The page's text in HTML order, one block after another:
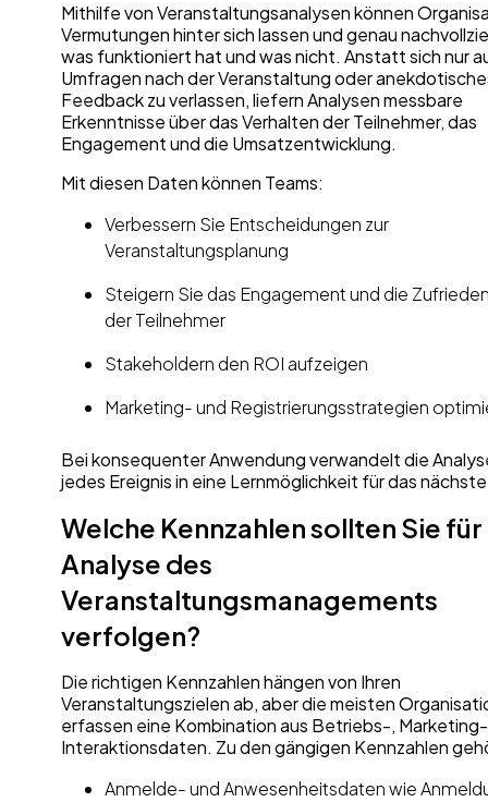
Mithilfe von Veranstaltungsanalysen können
Vermutungen hinter sich lassen und genau
was funktioniert hat und was nicht. Anstatt sich nur
Umfragen nach der Veranstaltung oder
Feedback zu verlassen, liefern Analysen messbare
Erkenntnisse über das Verhalten der Teilnehmer, das
Engagement und die Umsatzentwicklung.
Mit diesen Daten können Teams:
Verbessern Sie Entscheidungen zur
Veranstaltungsplanung
Steigern Sie das Engagement und die
der Teilnehmer
Stakeholdern den ROI aufzeigen
Marketing- und Registrierungsstrategien
Bei konsequenter Anwendung verwandelt die
jedes Ereignis in eine Lernmöglichkeit für das
Welche Kennzahlen sollten Sie
Analyse des
Veranstaltungsmanagements
verfolgen?
Die richtigen Kennzahlen hängen von Ihren
Veranstaltungszielen ab, aber die meisten
erfassen eine Kombination aus Betriebs-,
Interaktionsdaten. Zu den gängigen Kennzahlen
Anmelde- und Anwesenheitsdaten wie